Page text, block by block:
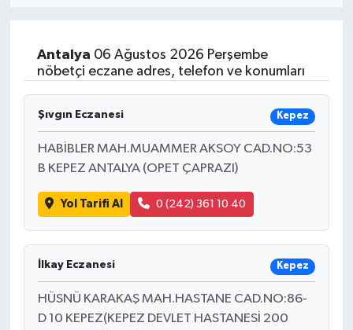
Antalya 06 Ağustos 2026 Perşembe
nöbetçi eczane adres, telefon ve konumları
Şıvgın Eczanesi Kepez
HABİBLER MAH.MUAMMER AKSOY CAD.NO:53
B KEPEZ ANTALYA (OPET ÇAPRAZI)
Yol Tarifi Al 0 (242) 361 10 40
İlkay Eczanesi Kepez
HÜSNÜ KARAKAŞ MAH.HASTANE CAD.NO:86-
D 10 KEPEZ(KEPEZ DEVLET HASTANESİ 200
Sağlık
Siyaset
Spor